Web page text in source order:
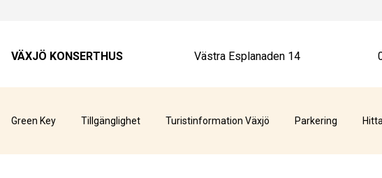
VÄXJÖ KONSERTHUS Västra Esplanaden 14
Green Key Tillgänglighet Turistinformation Växjö Parkering